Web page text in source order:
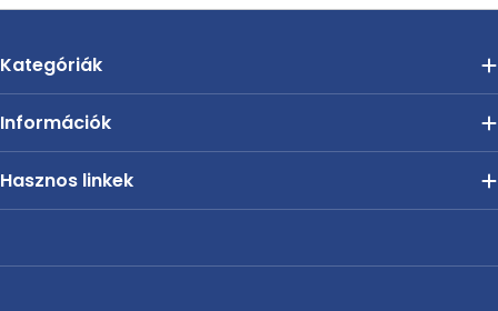
Kategóriák
Információk
Hasznos linkek